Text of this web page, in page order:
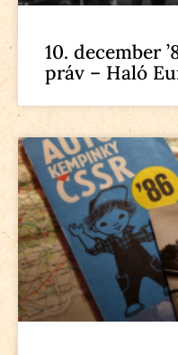
10. december
práv – Haló